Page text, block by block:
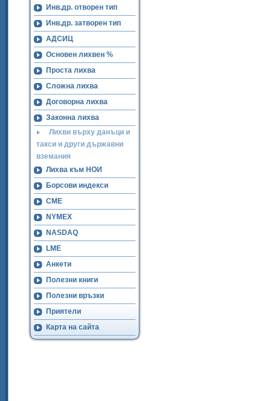
Инв.др. отворен тип
Инв.др. затворен тип
АДСИЦ
Основен лихвен %
Проста лихва
Сложна лихва
Договорна лихва
Законна лихва
Лихви върху данъци и
такси и други държавни
вземания
Лихва към НОИ
Борсови индекси
CME
NYMEX
NASDAQ
LME
Анкети
Полезни книги
Полезни връзки
Приятели
Карта на сайта